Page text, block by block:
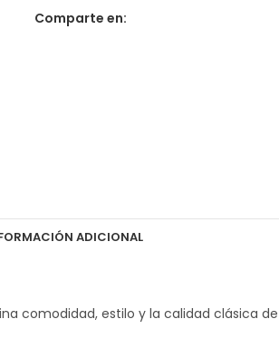
Comparte en:
ADICIONAL
comodidad, estilo y la calidad clásica